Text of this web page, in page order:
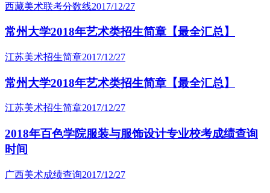
西藏美术联考分数线2017/12/27
常州大学2018年艺术类招生简章【最全汇总】
江苏美术招生简章2017/12/27
常州大学2018年艺术类招生简章【最全汇总】
江苏美术招生简章2017/12/27
2018年百色学院服装与服饰设计专业校考成绩查询
时间
广西美术成绩查询2017/12/27